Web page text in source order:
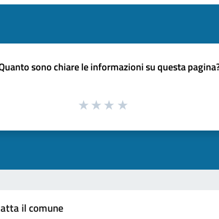
sono chiare le informazioni su questa
il comune